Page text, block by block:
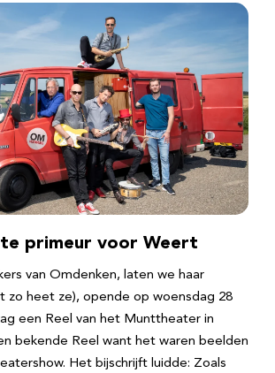
primeur voor Weert
van Omdenken, laten we haar
zo heet ze), opende op woensdag 28
een Reel van het Munttheater in
bekende Reel want het waren beelden
Het bijschrijft luidde: Zoals